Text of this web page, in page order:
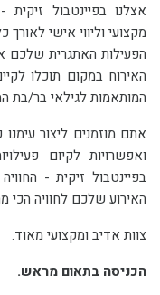
המותאמות לגילאי בר/בת
האירוע שלכם לחוויה
צוות אדיב ומקצועי מאוד.
הכניסה בתאום מראש.